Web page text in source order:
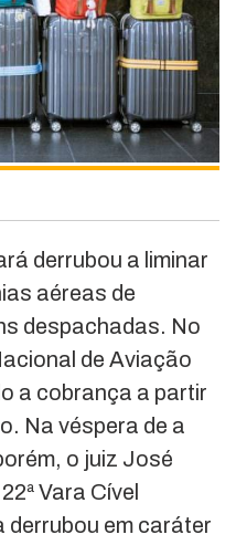
derrubou a liminar
aéreas de
despachadas. No
de Aviação
a cobrança a partir
Na véspera de a
o juiz José
Vara Cível
derrubou em caráter